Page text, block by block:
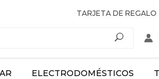
TARJETA DE REGALO
ELECTRODOMÉSTICOS